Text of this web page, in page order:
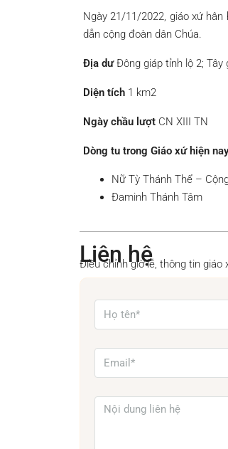
Ngày 21/11/2022, giáo xứ
dẫn cộng đoàn dân Chúa.
Địa dư Đông giáp tỉnh lộ 2; Tây
Diện tích 1 km2
Ngày chầu lượt CN XIII TN
Dòng tu trong Giáo xứ hiện nay
Nữ Tỳ Thánh Thể –
Đaminh Thánh Tâm
Liên hệ
Điều chỉnh giờ lễ, thông tin giáo